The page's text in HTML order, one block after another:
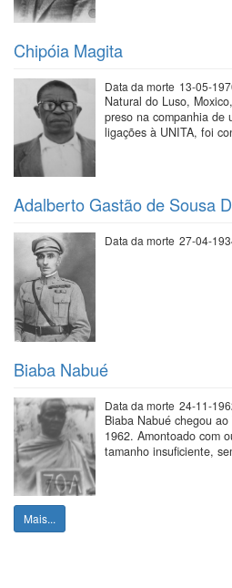
Chipóia Magita
Data da morte 13-05-
Natural do Luso,
preso na companhia de
ligações à UNITA, foi
Adalberto Gastão de Sousa
Data da morte 27-04-
Biaba Nabué
Data da morte 24-11-
Biaba Nabué chegou
1962. Amontoado com
tamanho insuficiente,
Mais...